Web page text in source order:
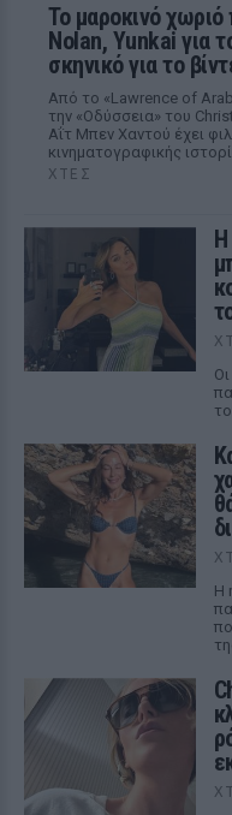
Το μαροκινό χωριό
Nolan, Yunkai για
σκηνικό για το
Από το «Lawrence of
την «Οδύσσεια» του
Αΐτ Μπεν Χαντού έχει
κινηματογραφικής
ΧΤΕΣ
Η
Η